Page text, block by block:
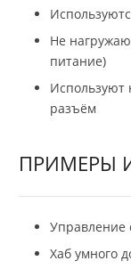
Не
питание)
Используют
разъём
ПРИМЕРЫ
Управление
Хаб умного